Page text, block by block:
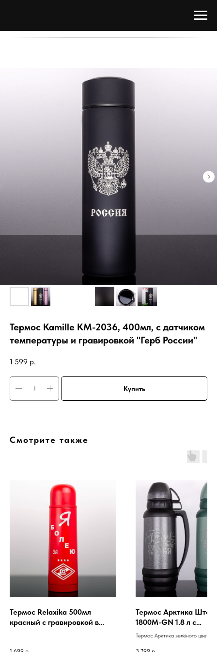
Термос Kamille KM-2036, 400мл, с датчиком
температуры и гравировкой "Герб России"
1 599 р.
Купить
Смотрите также
Термос Relaxika 500мл
красный с гравировкой в
Термос Арктика
1800M-GN 1.8 л с
гравировкой фразы из
Термос Арктика зелёного цвета